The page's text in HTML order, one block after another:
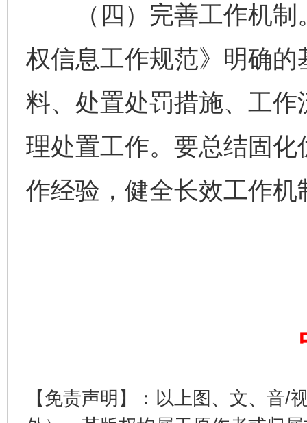
（四）完善工作机制
权信息工作规范》明确
料、处置处罚措施、工
理处置工作。要总结固
作经验，健全长效工作机
【免责声明】：以上图、文、音/